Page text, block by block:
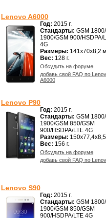
Lenovo A6000
Год: 2015 г.
Стандарты: GSM
1900/GSM 900/HSDPA/
4G
Размеры: 141x70x8,2
Вес: 128 г.
Обсудить на форуме
добавь свой FAQ по
A6000
Lenovo P90
Год: 2015 г.
Стандарты: GSM
1900/GSM 850/GSM
900/HSDPA/LTE 4G
Размеры:
Вес: 156 г.
Обсудить на форуме
добавь свой FAQ по
Lenovo S90
Год: 2015 г.
Стандарты: GSM
1900/GSM 850/GSM
900/HSDPA/LTE 4G